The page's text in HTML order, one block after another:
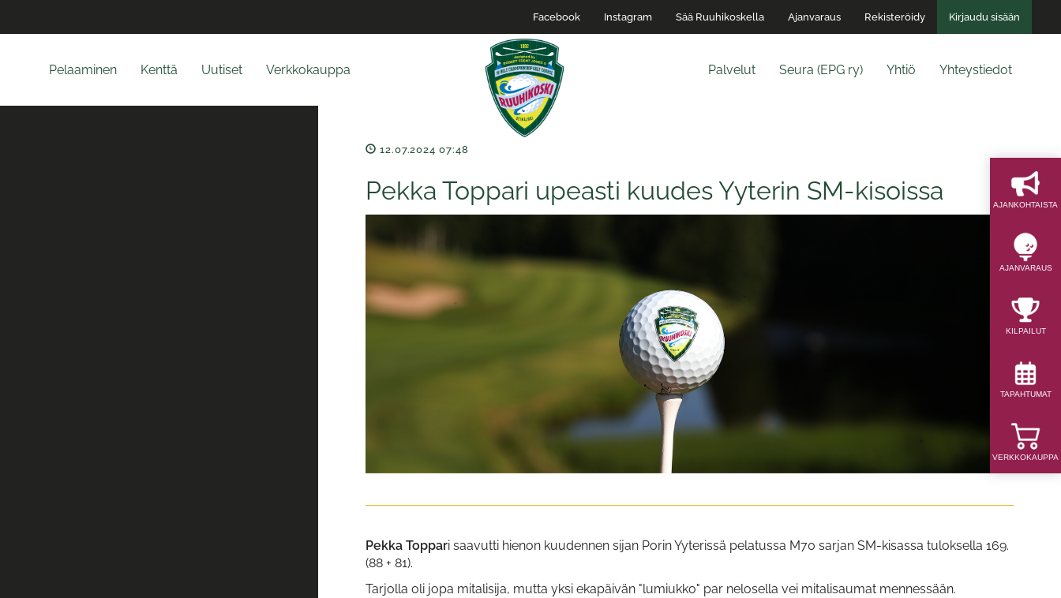
Facebook Instagram Sää Ruuhikoskella Ajanvaraus Rekisteröidy Kirjaudu sisään
Pelaaminen Kenttä Uutiset Verkkokauppa Yhteystiedot
Yhtiö
Seura (EPG ry)
Palvelut
AJAN­KOHTAISTA
AJAN­VARAUS
KILPAILUT
TAPAHTUMAT
VERKKOKAUPPA
12.07.2024 07:48
Pekka Toppari upeasti kuudes Yyterin SM-kisoissa
Pekka Toppari saavutti hienon kuudennen sijan Porin Yyterissä pelatussa M70 sarjan SM-kisassa tuloksella 169.
(88 + 81).
Tarjolla oli jopa mitalisija, mutta yksi ekapäivän "lumiukko" par nelosella vei mitalisaumat mennessään.